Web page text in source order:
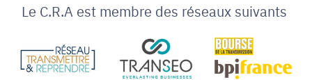
Le C.R.A est membre des réseaux suivants